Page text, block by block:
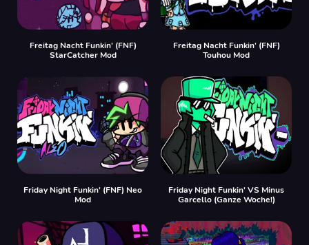
Freitag Nacht Funkin' (FNF)
StarCatcher Mod
Freitag Nacht Funkin' (FNF)
Touhou Mod
Friday Night Funkin' (FNF) Neo
Mod
Friday Night Funkin' VS Minus
Garcello (Ganze Woche!)